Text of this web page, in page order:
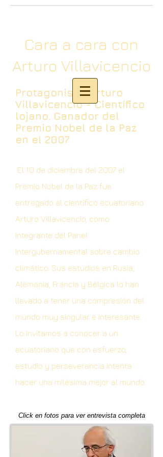
Cara a cara con
Arturo Villavicencio
Protagonista: Arturo
Villavicencio - Científico
lojano. Ganador del
Premio Nobel de la Paz
en el 2007
El 10 de diciembre del 2007 el
Premio Nobel de la Paz fue
entregado al científico ecuatoriano
Arturo Villavicencio, como
integrante del Panel
Intergubernamental sobre cambio
climático. Sus estudios en Rusia,
Alemania, Francia y Bélgica lo han
llevado a tener una compresión del
mundo muy singular e interesante.
Lo invitamos a conocer a un
ecuatoriano que con esfuerzo,
estudio y perseverancia intenta
hacer una milésima mejor al mundo.
Click en fotos para ver entrevista completa